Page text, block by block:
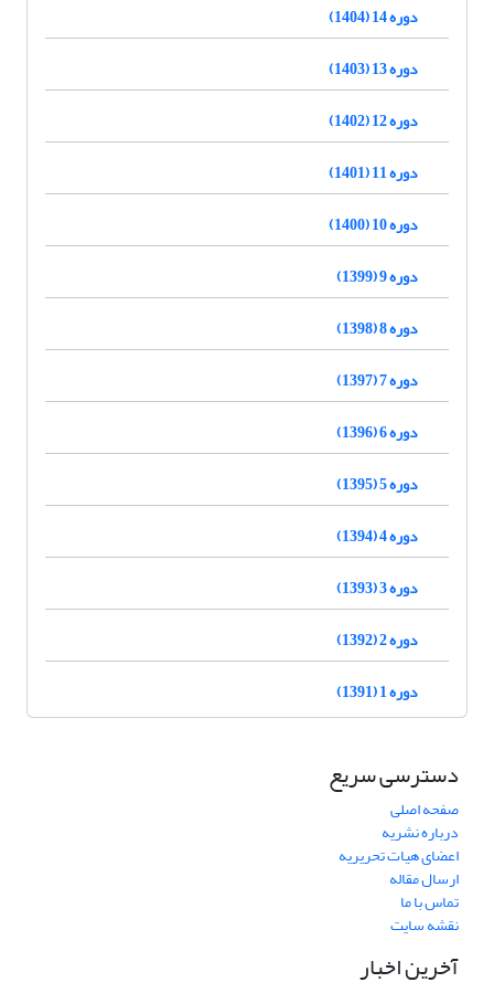
دوره 14 (1404)
دوره 13 (1403)
دوره 12 (1402)
دوره 11 (1401)
دوره 10 (1400)
دوره 9 (1399)
دوره 8 (1398)
دوره 7 (1397)
دوره 6 (1396)
دوره 5 (1395)
دوره 4 (1394)
دوره 3 (1393)
دوره 2 (1392)
دوره 1 (1391)
دسترسی سریع
صفحه اصلی
درباره نشریه
اعضای هیات تحریریه
ارسال مقاله
تماس با ما
نقشه سایت
آخرین اخبار